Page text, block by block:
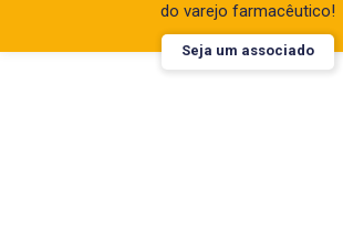
do varejo farmacêutico!
Seja um associado